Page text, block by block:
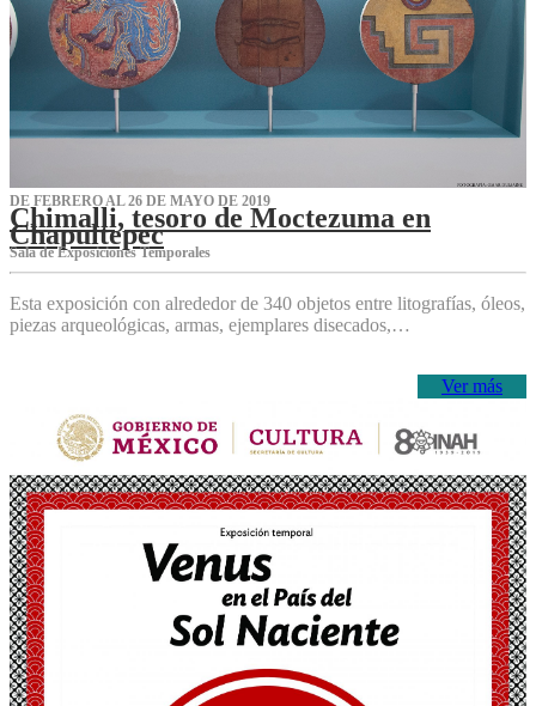
DE FEBRERO AL 26 DE MAYO DE 2019
Chimalli, tesoro de Moctezuma en
Chapultepec
Sala de Exposiciones Temporales
Esta exposición con alrededor de 340 objetos entre litografías, óleos,
piezas arqueológicas, armas, ejemplares disecados,…
Ver más